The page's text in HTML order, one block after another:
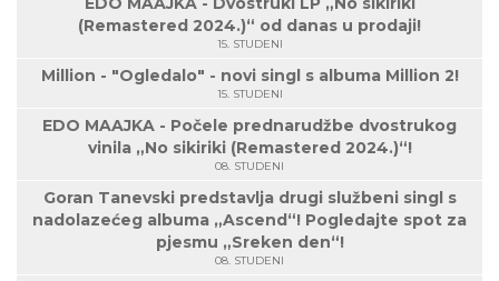
(Remastered 2024.)“ od danas u prodaji!
15. STUDENI
Million - "Ogledalo" - novi singl s albuma Million 2!
15. STUDENI
EDO MAAJKA - Počele prednarudžbe dvostrukog
vinila „No sikiriki (Remastered 2024.)“!
08. STUDENI
Goran Tanevski predstavlja drugi službeni singl s
nadolazećeg albuma „Ascend“! Pogledajte spot za
pjesmu „Sreken den“!
08. STUDENI